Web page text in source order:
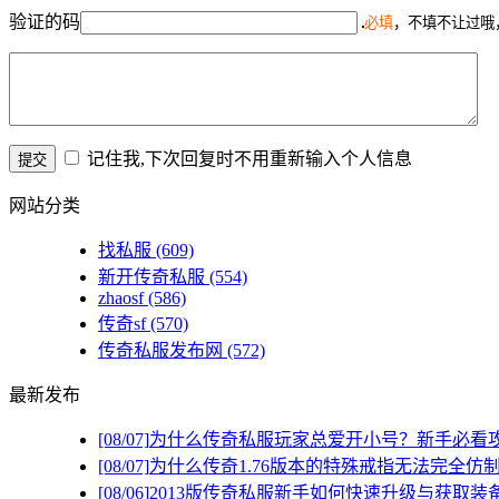
验证的码 必填，不填不让过哦
记住我,下次回复时不用重新输入个人信息
网站分类
找私服 (609)
新开传奇私服 (554)
zhaosf(586)
传奇sf(570)
传奇私服发布网 (572)
最新发布
[08/07]为什么传奇私服玩家总爱开小号？新手必看
[08/07]为什么传奇1.76版本的特殊戒指无法完全仿制
[08/06]2013版传奇私服新手如何快速升级与获取装